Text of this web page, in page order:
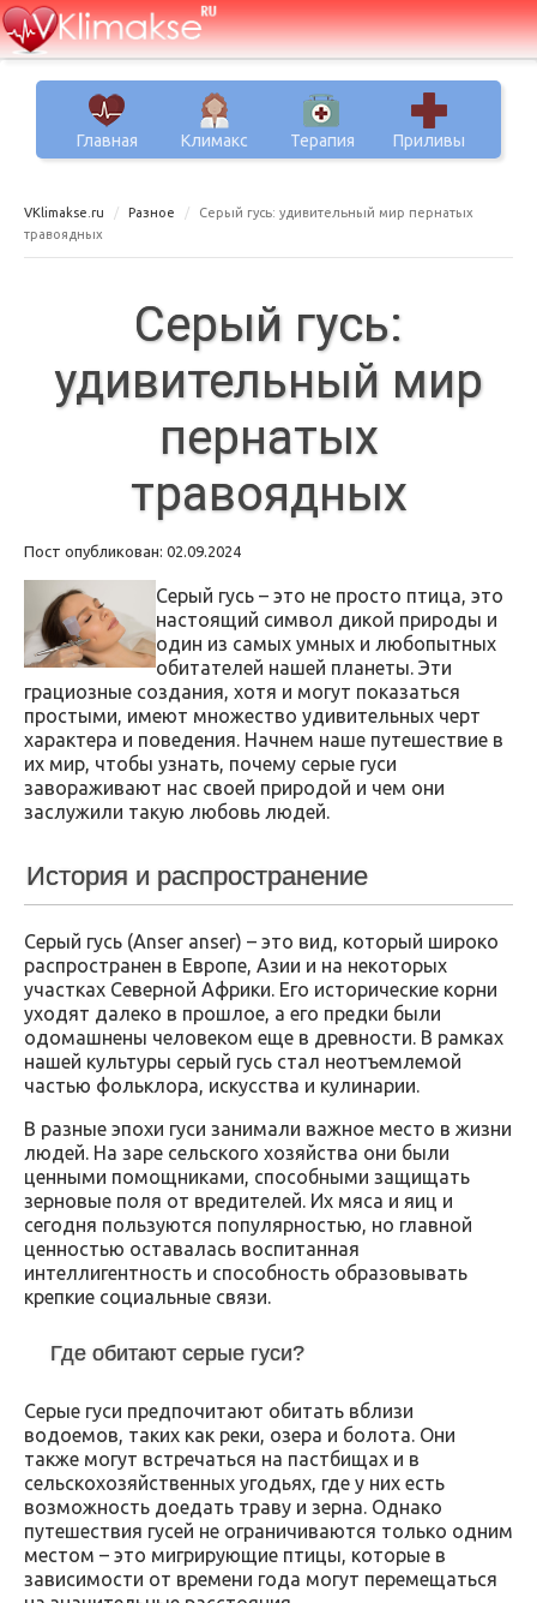
Главная Климакс Терапия Приливы
VKlimakse.ru Разное
Серый гусь: удивительный мир пернатых
травоядных
Серый гусь:
удивительный мир
пернатых
травоядных
Пост опубликован: 02.09.2024
Серый гусь – это не просто птица, это
настоящий символ дикой природы и
один из самых умных и любопытных
обитателей нашей планеты. Эти
грациозные создания, хотя и могут показаться
простыми, имеют множество удивительных черт
характера и поведения. Начнем наше путешествие в
их мир, чтобы узнать, почему серые гуси
завораживают нас своей природой и чем они
заслужили такую любовь людей.
История и распространение
Серый гусь (Anser anser) – это вид, который широко
распространен в Европе, Азии и на некоторых
участках Северной Африки. Его исторические корни
уходят далеко в прошлое, а его предки были
одомашнены человеком еще в древности. В рамках
нашей культуры серый гусь стал неотъемлемой
частью фольклора, искусства и кулинарии.
В разные эпохи гуси занимали важное место в жизни
людей. На заре сельского хозяйства они были
ценными помощниками, способными защищать
зерновые поля от вредителей. Их мяса и яиц и
сегодня пользуются популярностью, но главной
ценностью оставалась воспитанная
интеллигентность и способность образовывать
крепкие социальные связи.
Где обитают серые гуси?
Серые гуси предпочитают обитать вблизи
водоемов, таких как реки, озера и болота. Они
также могут встречаться на пастбищах и в
сельскохозяйственных угодьях, где у них есть
возможность доедать траву и зерна. Однако
путешествия гусей не ограничиваются только одним
местом – это мигрирующие птицы, которые в
зависимости от времени года могут перемещаться